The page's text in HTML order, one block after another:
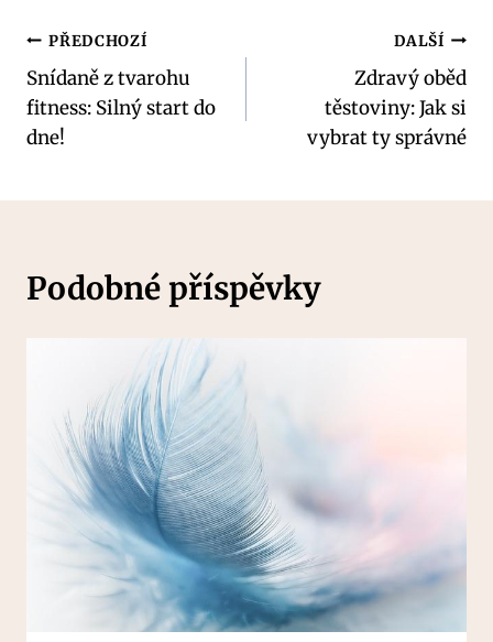
Navigace
pro
příspěvek
PŘEDCHOZÍ
Snídaně z tvarohu
fitness: Silný start do
dne!
DALŠÍ
Zdravý oběd
těstoviny: Jak si
vybrat ty správné
Podobné příspěvky